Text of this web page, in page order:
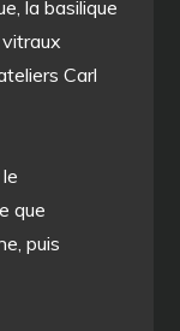
la basilique
Carl
que
puis